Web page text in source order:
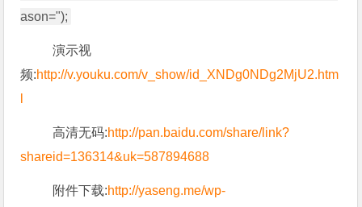
ason=");
演示视
频:http://v.youku.com/v_show/id_XNDg0NDg2MjU2.htm
高清无码:http://pan.baidu.com/share/link?
shareid=136314&uk=587894688
附件下载:http://yaseng.me/wp-